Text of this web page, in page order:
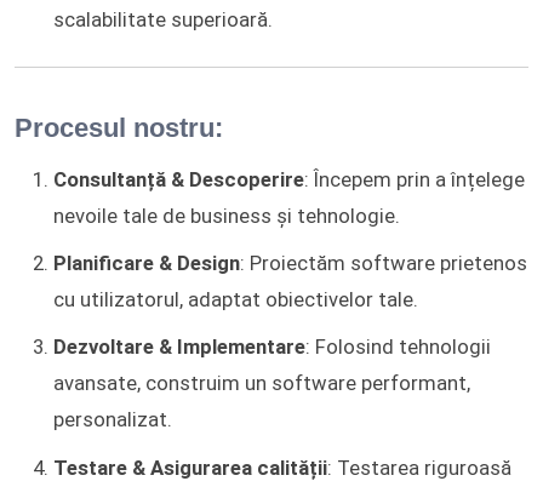
scalabilitate superioară.
Procesul nostru:
Consultanță & Descoperire: Începem prin a înțelege
nevoile tale de business și tehnologie.
Planificare & Design: Proiectăm software prietenos
cu utilizatorul, adaptat obiectivelor tale.
Dezvoltare & Implementare: Folosind tehnologii
avansate, construim un software performant,
personalizat.
Testare & Asigurarea calității: Testarea riguroasă